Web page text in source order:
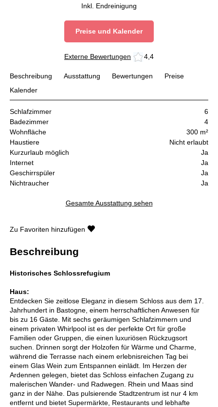
Inkl. Endreinigung
Preise und Kalender
Externe Bewertungen 4,4
Beschreibung Ausstattung Bewertungen
Preise
Kalender
Schlafzimmer
6
Badezimmer
4
Wohnfläche
300 m²
Haustiere
Nicht erlaubt
Kurzurlaub möglich
Ja
Internet
Ja
Geschirrspüler
Ja
Nichtraucher
Ja
Gesamte Ausstattung sehen
Zu Favoriten hinzufügen
Beschreibung
Historisches Schlossrefugium
Haus:
Entdecken Sie zeitlose Eleganz in diesem Schloss aus dem 17.
Jahrhundert in Bastogne, einem herrschaftlichen Anwesen für
bis zu 16 Gäste. Mit sechs geräumigen Schlafzimmern und
einem privaten Whirlpool ist es der perfekte Ort für große
Familien oder Gruppen, die einen luxuriösen Rückzugsort
suchen. Drinnen sorgt der Holzofen für Wärme und Charme,
während die Terrasse nach einem erlebnisreichen Tag bei
einem Glas Wein zum Entspannen einlädt. Im Herzen der
Ardennen gelegen, bietet das Schloss einfachen Zugang zu
malerischen Wander- und Radwegen. Rhein und Maas sind
ganz in der Nähe. Das pulsierende Stadtzentrum ist nur 4 km
entfernt und bietet Supermärkte, Restaurants und lebhafte